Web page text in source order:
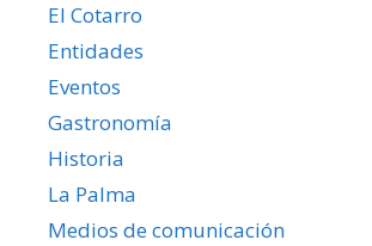
El Cotarro
Entidades
Eventos
Gastronomía
Historia
La Palma
Medios de comunicación